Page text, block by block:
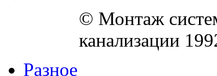
© Монтаж
канализации
Разное